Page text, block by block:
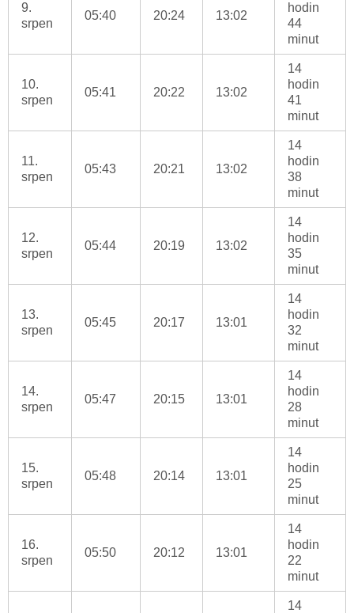
9.
srpen
05:40 20:24 13:02
hodin
44
minut
10.
srpen
05:41 20:22 13:02
14
hodin
41
minut
11.
srpen
05:43 20:21 13:02
14
hodin
38
minut
12.
srpen
05:44 20:19 13:02
14
hodin
35
minut
13.
srpen
05:45 20:17 13:01
14
hodin
32
minut
14.
srpen
05:47 20:15 13:01
14
hodin
28
minut
15.
srpen
05:48 20:14 13:01
14
hodin
25
minut
16.
srpen
05:50 20:12 13:01
14
hodin
22
minut
14